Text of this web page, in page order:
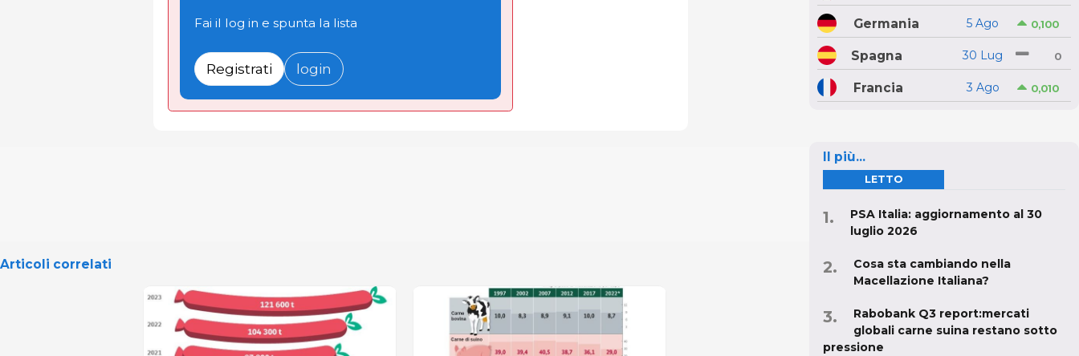
Fai il log in e spunta la lista
Registrati login
Articoli correlati
Germania 5 Ago 0,100
Spagna 30 Lug 0
Francia 3 Ago 0,010
Il più...
LETTO
PSA Italia: aggiornamento al 30
luglio 2026
Cosa sta cambiando nella
Macellazione Italiana?
Rabobank Q3 report:mercati
globali carne suina restano sotto
pressione